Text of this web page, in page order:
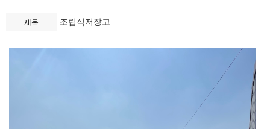
제목 조립식저장고